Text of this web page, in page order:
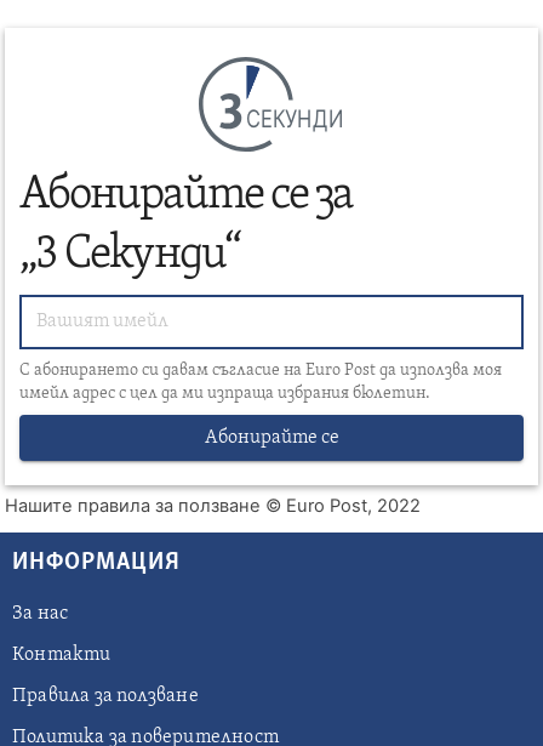
СЕКУНДИ
Абонирайте се за
„3 Секунди“
С абонирането си давам съгласие на Euro Post да използва моя
имейл адрес с цел да ми изпраща избрания бюлетин.
Абонирайте се
Нашите правила за ползване © Euro Post, 2022
ИНФОРМАЦИЯ
За нас
Контакти
Правила за ползване
Политика за поверителност